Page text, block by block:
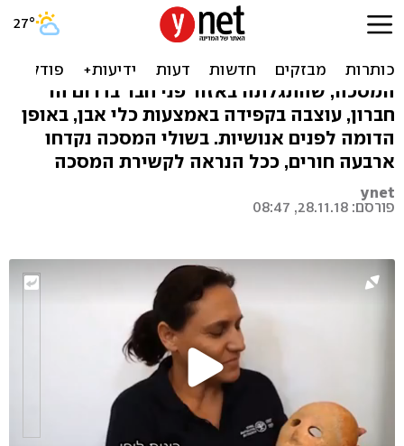
מסכת אבן נדירה בת 9,000
שנה נחשפה באזור חברון
המסכה, שהתגלתה באזור פני חבר בדרום הר
חברון, עוצבה בקפידה באמצעות כלי אבן, באופן
הדומה לפנים אנושיות. בשולי המסכה נקדחו
ארבעה חורים, ככל הנראה לקשירת המסכה
ynet
פורסם: 28.11.18, 08:47